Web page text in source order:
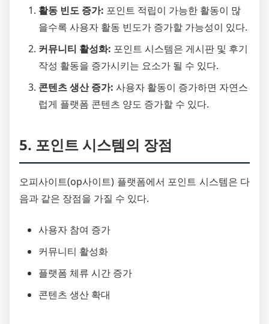
활동 빈도 증가: 포인트 적립이 가능한 활동이 많
을수록 사용자 활동 빈도가 증가할 가능성이 있다.
커뮤니티 활성화: 포인트 시스템은 게시판 및 후기
작성 활동을 증가시키는 요소가 될 수 있다.
콘텐츠 생산 증가: 사용자 활동이 증가하면 자연스
럽게 플랫폼 콘텐츠 양도 증가할 수 있다.
5. 포인트 시스템의 장점
오피사이트(op사이트) 플랫폼에서 포인트 시스템은 다
음과 같은 장점을 가질 수 있다.
사용자 참여 증가
커뮤니티 활성화
플랫폼 체류 시간 증가
콘텐츠 생산 확대